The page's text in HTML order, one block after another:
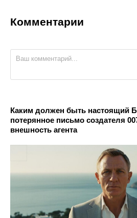
Комментарии
Каким должен быть настоящий
потерянное письмо создателя
внешность агента